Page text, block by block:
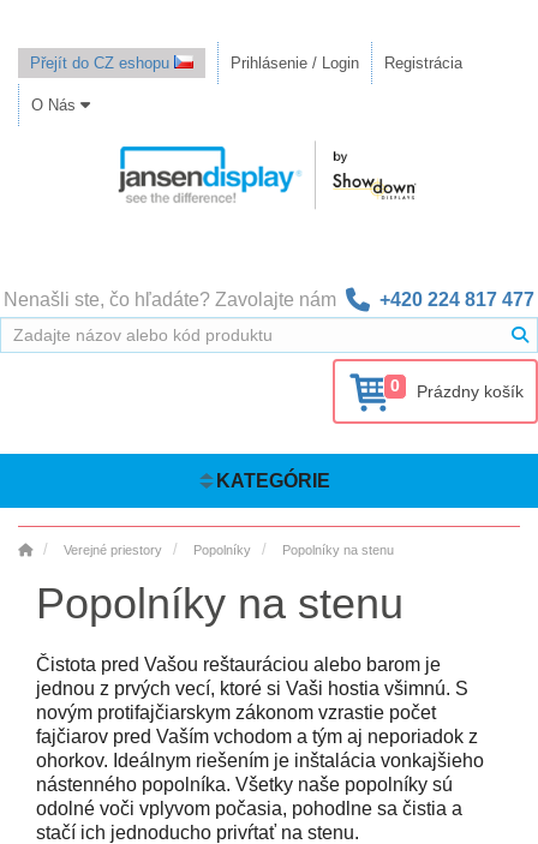
Přejít do CZ eshopu Prihlásenie / Login Registrácia
O Nás
Nenašli ste, čo hľadáte? Zavolajte nám +420 224 817 477
0 Prázdny košík
KATEGÓRIE
Verejné priestory Popolníky Popolníky na stenu
Popolníky na stenu
Čistota pred Vašou reštauráciou alebo barom je
jednou z prvých vecí, ktoré si Vaši hostia všimnú. S
novým protifajčiarskym zákonom vzrastie počet
fajčiarov pred Vaším vchodom a tým aj neporiadok z
ohorkov. Ideálnym riešením je inštalácia vonkajšieho
nástenného popolníka. Všetky naše popolníky sú
odolné voči vplyvom počasia, pohodlne sa čistia a
stačí ich jednoducho privŕtať na stenu.